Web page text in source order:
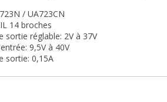
/ UA723CN
14 broches
sortie réglable: 2V à 37V
9,5V à 40V
sortie: 0,15A